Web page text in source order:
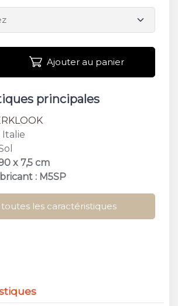
Ajouter au panier
principales
Italie
x 7,5 cm
: M5SP
toutes les caractéristiques